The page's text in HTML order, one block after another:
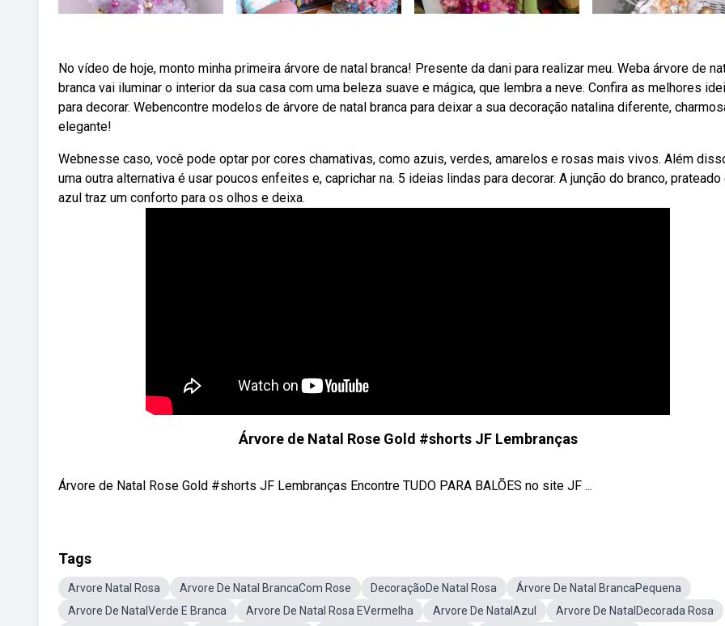
No vídeo de hoje, monto minha primeira árvore de natal branca! Presente da dani para realizar meu. Weba árvore de
branca vai iluminar o interior da sua casa com uma beleza suave e mágica, que lembra a neve. Confira as melhores
para decorar. Webencontre modelos de árvore de natal branca para deixar a sua decoração natalina diferente,
elegante!
Webnesse caso, você pode optar por cores chamativas, como azuis, verdes, amarelos e rosas mais vivos. Além
uma outra alternativa é usar poucos enfeites e, caprichar na. 5 ideias lindas para decorar. A junção do branco, prateado
azul traz um conforto para os olhos e deixa.
Árvore de Natal Rose Gold #shorts JF Lembranças
Árvore de Natal Rose Gold #shorts JF Lembranças Encontre TUDO PARA BALÕES no site JF ...
Tags
Arvore Natal Rosa Arvore De Natal BrancaCom Rose DecoraçãoDe Natal Rosa
Árvore De Natal BrancaPequena
Arvore De NatalVerde E Branca
Arvore De Natal Rosa EVermelha Arvore De NatalAzul
Arvore De NatalDecorada Rosa